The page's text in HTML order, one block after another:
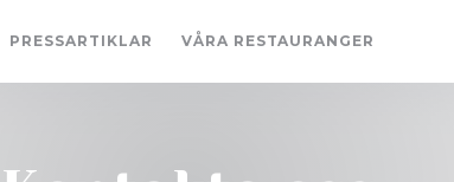
PRESSARTIKLAR VÅRA RESTAURANGER